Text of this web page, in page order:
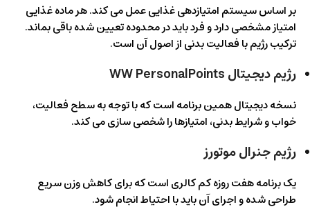
بر اساس سیستم امتیازدهی غذایی عمل می کند. هر ماده غذایی
امتیاز مشخصی دارد و فرد باید در محدوده تعیین شده باقی بماند.
ترکیب رژیم با فعالیت بدنی از اصول آن است.
رژیم دیجیتال WW PersonalPoints
نسخه دیجیتال همین برنامه است که با توجه به سطح فعالیت،
خواب و شرایط بدنی، امتیازها را شخصی سازی می کند.
رژیم جنرال موتورز
یک برنامه هفت روزه کم کالری است که برای کاهش وزن سریع
طراحی شده و اجرای آن باید با احتیاط انجام شود.